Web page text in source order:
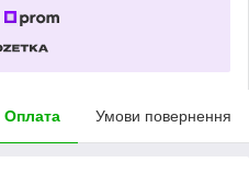
Оплата Умови повернення